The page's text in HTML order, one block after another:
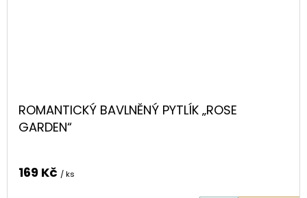
ROMANTICKÝ BAVLNĚNÝ PYTLÍK „ROSE
GARDEN“
169 Kč / ks